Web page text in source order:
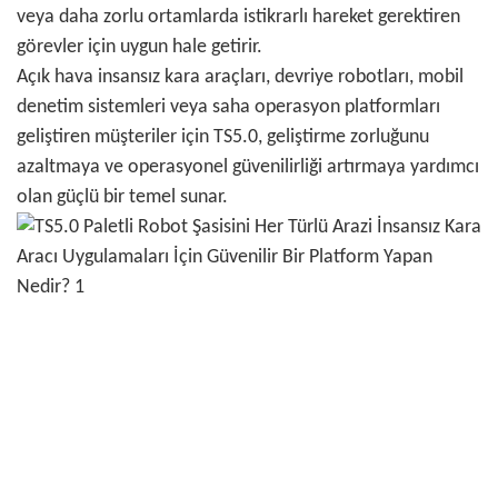
veya daha zorlu ortamlarda istikrarlı hareket gerektiren
görevler için uygun hale getirir.
Açık hava insansız kara araçları, devriye robotları, mobil
denetim sistemleri veya saha operasyon platformları
geliştiren müşteriler için TS5.0, geliştirme zorluğunu
azaltmaya ve operasyonel güvenilirliği artırmaya yardımcı
olan güçlü bir temel sunar.